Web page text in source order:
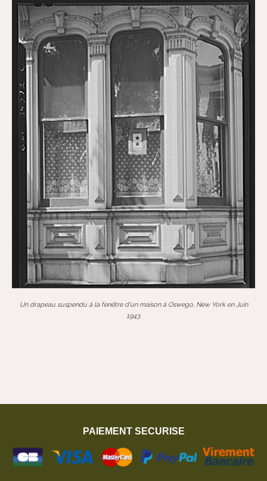
Un drapeau suspendu à la fenêtre d'un maison à Oswego, New York en Juin
1943.
PAIEMENT SECURISE